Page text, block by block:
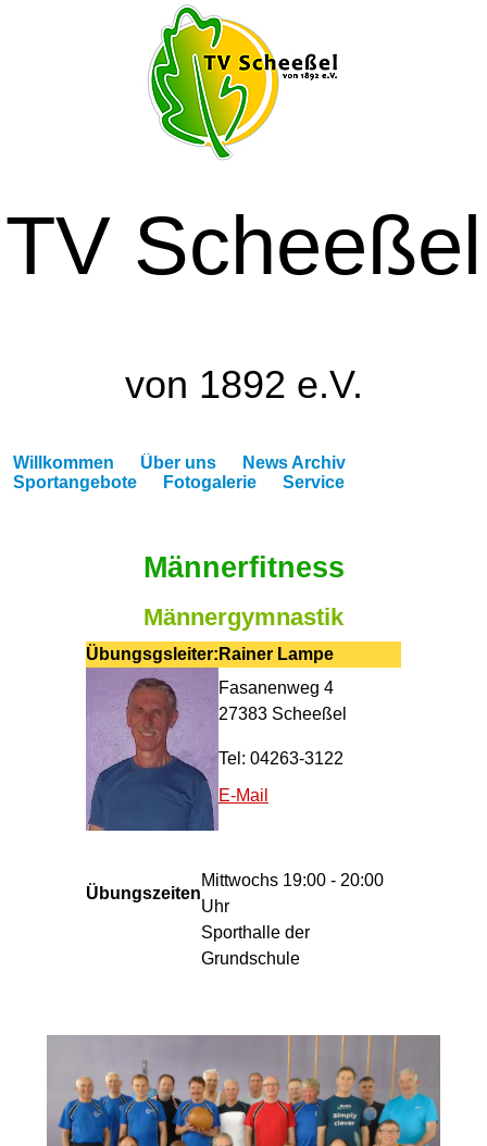
TV Scheeßel
von 1892 e.V.
Willkommen Über uns
News Archiv
Sportangebote
Fotogalerie Service
Männerfitness
Männergymnastik
Übungsgsleiter: Rainer Lampe
Fasanenweg 4
27383 Scheeßel
Tel: 04263-3122
E-Mail
Übungszeiten
Mittwochs 19:00 - 20:00
Uhr
Sporthalle der
Grundschule